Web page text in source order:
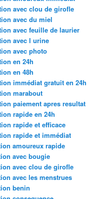
avec clou de girofle
avec du miel
avec feuille de laurier
avec l urine
avec photo
en 24h
en 48h
immédiat gratuit en 24h
marabout
paiement apres resultat
rapide en 24h
rapide et efficace
rapide et immédiat
amoureux rapide
avec bougie
avec clou de girofle
avec les menstrues
benin